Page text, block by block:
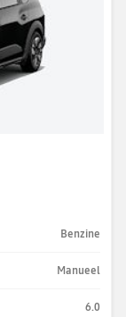
Benzine
Manueel
6.0